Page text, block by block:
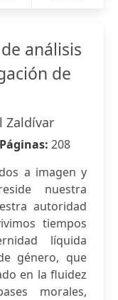
análisis
de
Zaldívar
208
a imagen y
nuestra
autoridad
tiempos
líquida
género, que
en la fluidez
morales,